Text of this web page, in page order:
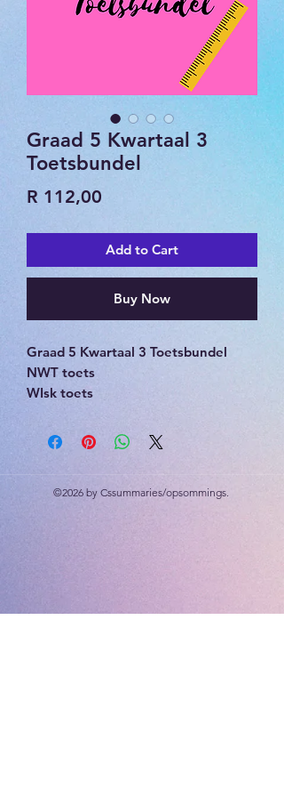
Graad 5 Kwartaal 3
Toetsbundel
R 112,00
Add to Cart
Buy Now
Graad 5 Kwartaal 3 Toetsbundel
NWT toets
WIsk toets
Spaar R30
2023
©2026 by Cssummaries/opsommings.